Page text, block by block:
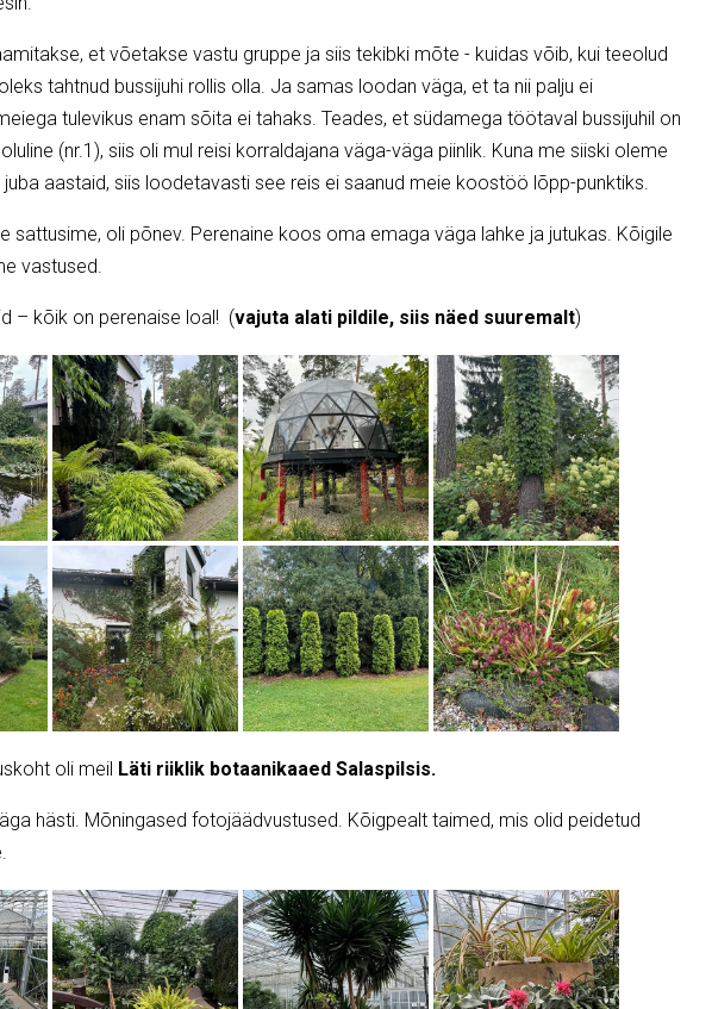
et võetakse vastu gruppe ja siis tekibki mõte - kuidas võib, kui teeolud
tahtnud bussijuhi rollis olla. Ja samas loodan väga, et ta nii palju ei
tulevikus enam sõita ei tahaks. Teades, et südamega töötaval bussijuhil on
(nr.1), siis oli mul reisi korraldajana väga-väga piinlik. Kuna me siiski oleme
aastaid, siis loodetavasti see reis ei saanud meie koostöö lõpp-punktiks.
sattusime, oli põnev. Perenaine koos oma emaga väga lahke ja jutukas. Kõigile
vastused.
– kõik on perenaise loal! (vajuta alati pildile, siis näed suuremalt)
oli meil Läti riiklik botaanikaaed Salaspilsis.
hästi. Mõningased fotojäädvustused. Kõigpealt taimed, mis olid peidetud